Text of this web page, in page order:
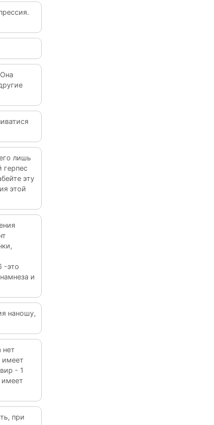
лишь
герпес
эту
этой
-это
и
наношу,
нет
имеет
- 1
имеет
при